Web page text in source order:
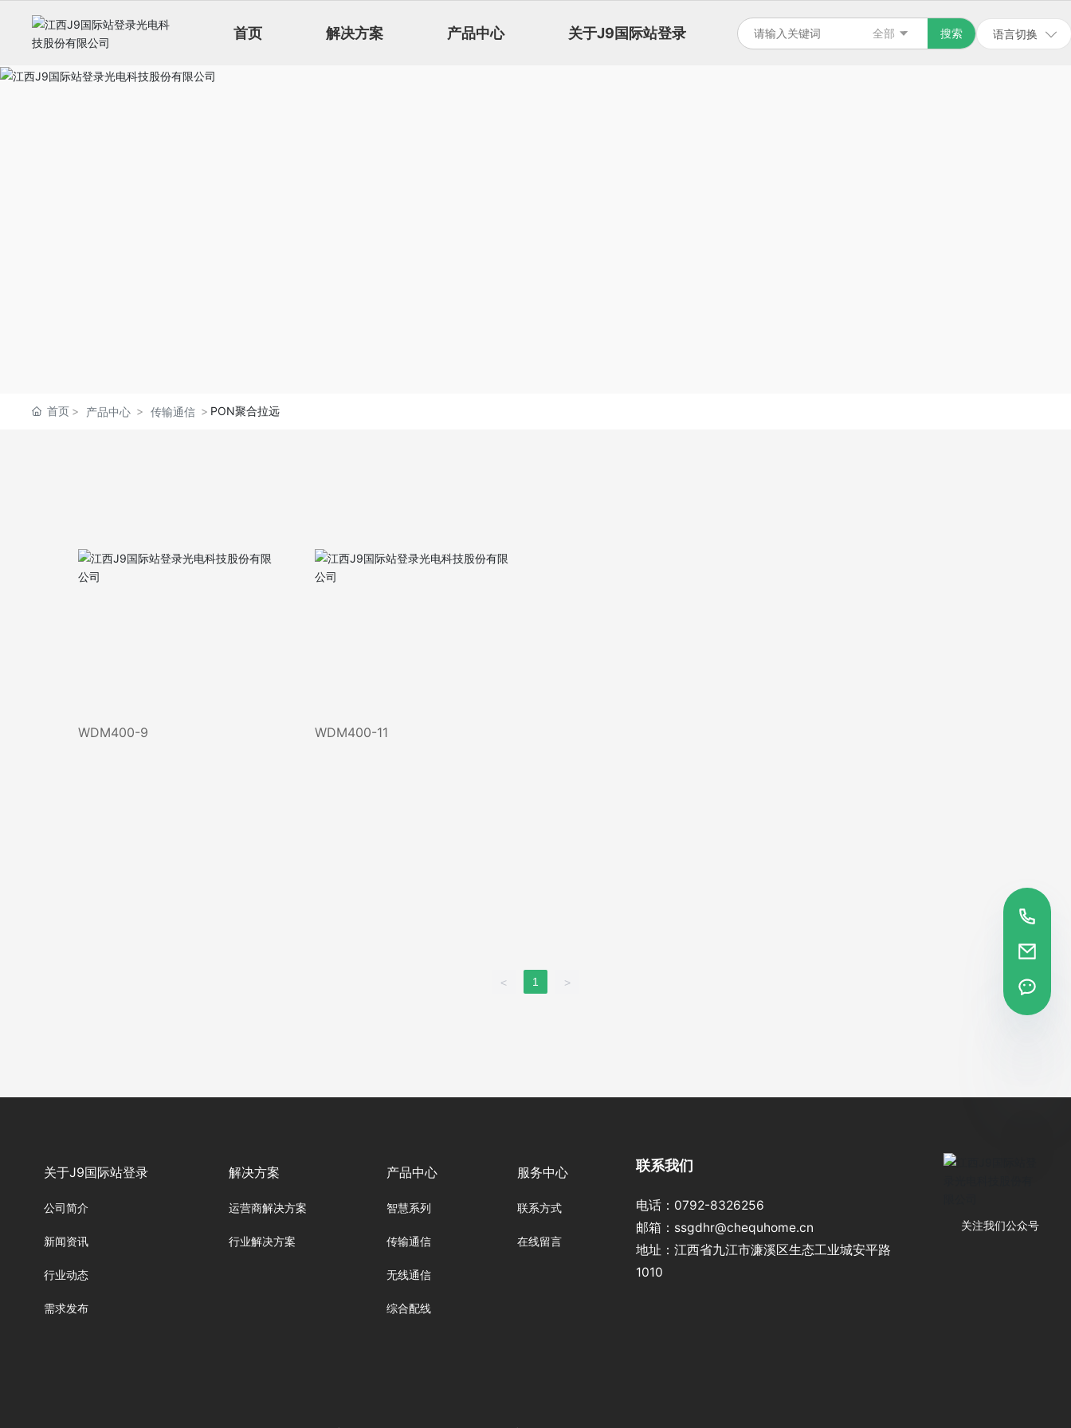
首页 解决方案 产品中心 关于J9国际站登录 全部 搜索 语言切换
首页 产品中心 传输通信 PON聚合拉远
WDM400-9 WDM400-11
< 1 >
关于J9国际站登录
公司简介
新闻资讯
行业动态
需求发布
解决方案
运营商解决方案
行业解决方案
产品中心
智慧系列
传输通信
无线通信
综合配线
服务中心
联系方式
在线留言
联系我们
电话： 0792-8326256
邮箱： ssgdhr@chequhome.cn
地址：江西省九江市濂溪区生态工业城安平路
1010
关注我们公众号